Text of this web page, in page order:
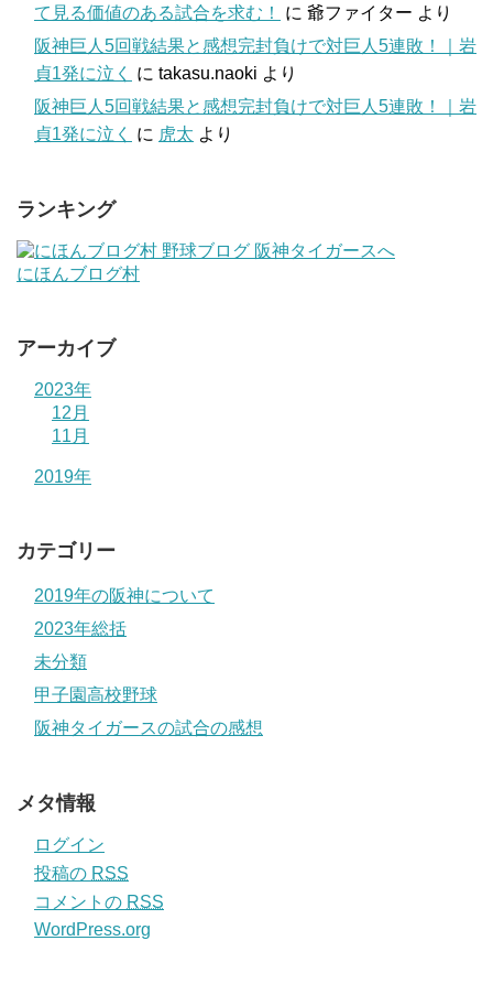
て見る価値のある試合を求む！
に 爺ファイター より
阪神巨人5回戦結果と感想完封負けで対巨人5連敗！｜岩
貞1発に泣く
に takasu.naoki より
阪神巨人5回戦結果と感想完封負けで対巨人5連敗！｜岩
貞1発に泣く
に 虎太 より
ランキング
にほんブログ村
アーカイブ
2023年
12月
11月
2019年
カテゴリー
2019年の阪神について
2023年総括
未分類
甲子園高校野球
阪神タイガースの試合の感想
メタ情報
ログイン
投稿の RSS
コメントの RSS
WordPress.org